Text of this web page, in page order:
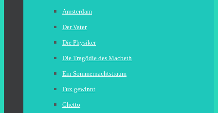
Amsterdam
Der Vater
Die Physiker
Die Tragödie des Macbeth
Ein Sommernachtstraum
Fux gewinnt
Ghetto